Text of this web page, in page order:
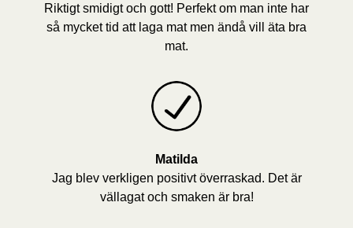
Riktigt smidigt och gott! Perfekt om man inte har
så mycket tid att laga mat men ändå vill äta bra
mat.
Matilda
Jag blev verkligen positivt överraskad. Det är
vällagat och smaken är bra!